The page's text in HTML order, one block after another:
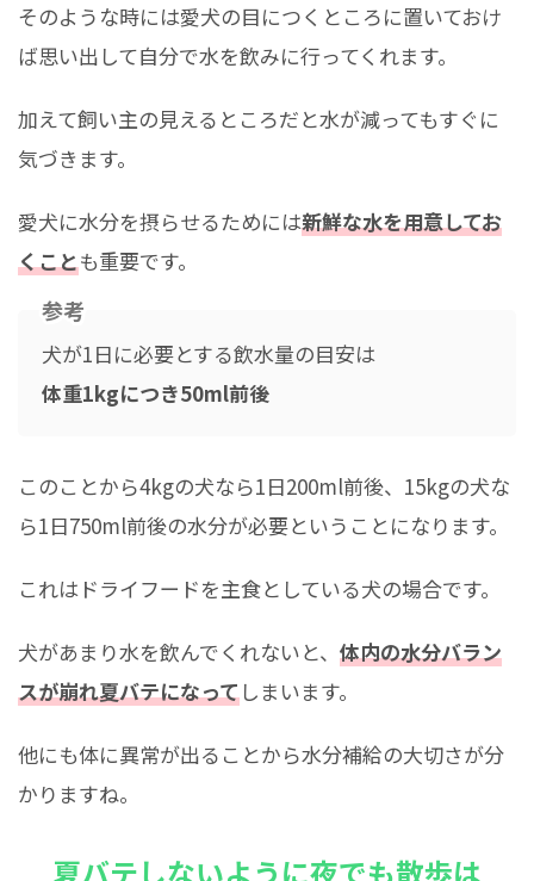
そのような時には愛犬の目につくところに置いておけ
ば思い出して自分で水を飲みに行ってくれます。
加えて飼い主の見えるところだと水が減ってもすぐに
気づきます。
愛犬に水分を摂らせるためには新鮮な水を用意してお
くことも重要です。
参考
犬が1日に必要とする飲水量の目安は
体重1kgにつき50ml前後
このことから4kgの犬なら1日200ml前後、15kgの犬な
ら1日750ml前後の水分が必要ということになります。
これはドライフードを主食としている犬の場合です。
犬があまり水を飲んでくれないと、 体内の水分バラン
スが崩れ夏バテになってしまいます。
他にも体に異常が出ることから水分補給の大切さが分
かりますね。
夏バテしないように夜でも散歩は